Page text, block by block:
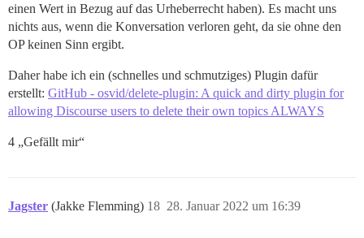
einen Wert in Bezug auf das Urheberrecht haben). Es macht uns
nichts aus, wenn die Konversation verloren geht, da sie ohne den
OP keinen Sinn ergibt.
Daher habe ich ein (schnelles und schmutziges) Plugin dafür
erstellt: GitHub - osvid/delete-plugin: A quick and dirty plugin for
allowing Discourse users to delete their own topics ALWAYS
4 „Gefällt mir“
Jagster (Jakke Flemming) 28. Januar 2022 um 16:39
18